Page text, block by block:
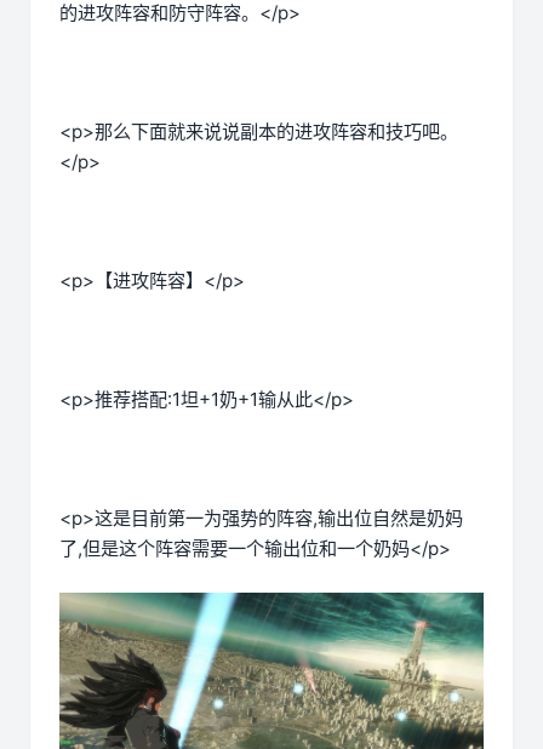
的进攻阵容和防守阵容。</p>
<p>那么下面就来说说副本的进攻阵容和技巧吧。
</p>
<p>【进攻阵容】</p>
<p>推荐搭配:1坦+1奶+1输从此</p>
<p>这是目前第一为强势的阵容,输出位自然是奶妈
了,但是这个阵容需要一个输出位和一个奶妈</p>